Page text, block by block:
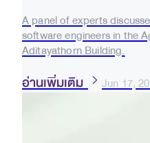
A panel of experts
software engineers in the
Aditayathorn Building.
อ่านเพิ่มเติม Jun 17,